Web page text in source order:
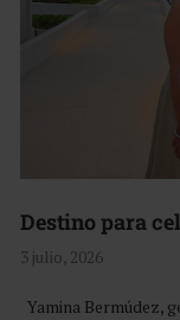
Destino para
3 julio, 2026
Yamina Bermúdez,